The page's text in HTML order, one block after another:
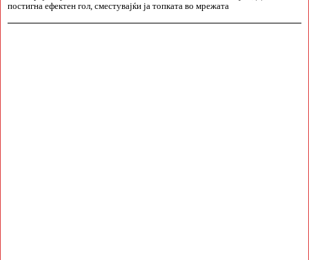
постигна ефектен гол, сместувајќи ја топката во мрежата